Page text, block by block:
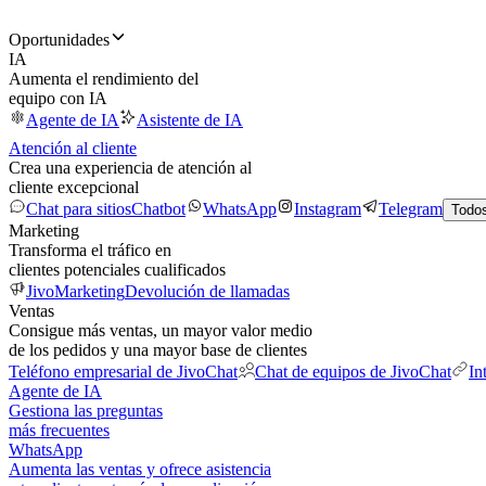
Oportunidades
IA
Aumenta el rendimiento del
equipo con IA
Agente de IA
Asistente de IA
Atención al cliente
Crea una experiencia de atención al
cliente excepcional
Chat para sitiosChatbot WhatsApp Instagram Telegram
Marketing
Transforma el tráfico en
clientes potenciales cualificados
JivoMarketingDevolución de llamadas
Ventas
Consigue más ventas, un mayor valor medio
de los pedidos y una mayor base de clientes
Teléfono empresarial de JivoChat
Chat de equipos de JivoChat
Agente de IA
Gestiona las preguntas
más frecuentes
WhatsApp
Aumenta las ventas y ofrece asistencia